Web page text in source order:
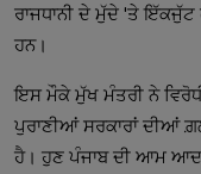
ਰਾਜਧਾਨੀ ਦੇ ਮੁੱਦੇ 'ਤੇ
ਹਨ।
ਇਸ ਮੌਕੇ ਮੁੱਖ ਮੰਤਰੀ ਨੇ
ਪੁਰਾਣੀਆਂ ਸਰਕਾਰਾਂ ਦੀਆਂ
ਹੈ। ਹੁਣ ਪੰਜਾਬ ਦੀ ਆਮ